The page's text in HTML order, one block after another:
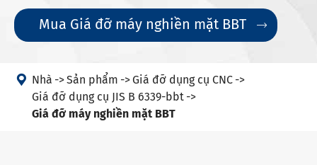
Mua Giá đỡ máy nghiền mặt BBT 
 Nhà Sản phẩm
Giá đỡ dụng cụ CNC
Giá đỡ dụng cụ JIS B 6339-bbt
Giá đỡ máy nghiền mặt BBT